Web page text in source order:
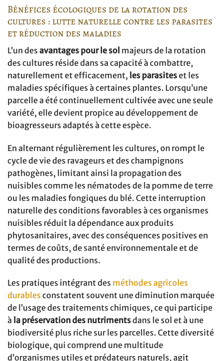
Bénéfices écologiques de la rotation des
cultures : lutte naturelle contre les parasites
et réduction des maladies
L’un des avantages pour le sol majeurs de la rotation
des cultures réside dans sa capacité à combattre,
naturellement et efficacement, les parasiteset les
maladies spécifiques à certaines plantes. Lorsqu’une
parcelle a été continuellement cultivée avec une seule
variété, elle devient propice au développement de
bioagresseurs adaptés à cette espèce.
En alternant régulièrement les cultures, on rompt le
cycle de vie des ravageurs et des champignons
pathogènes, limitant ainsi la propagation des
nuisibles comme les nématodes de la pomme de terre
ou les maladies fongiques du blé. Cette interruption
naturelle des conditions favorables à ces organismes
nuisibles réduit la dépendance aux produits
phytosanitaires, avec des conséquences positives en
termes de coûts, de santé environnementale et de
qualité des productions.
Les pratiques intégrant des méthodes agricoles
durables constatent souvent une diminution marquée
de l’usage des traitements chimiques, ce qui participe
à la préservation des nutrimentsdans le sol et à une
biodiversité plus riche sur les parcelles. Cette diversité
biologique, qui comprend une multitude
d’organismes utiles et prédateurs naturels, agit